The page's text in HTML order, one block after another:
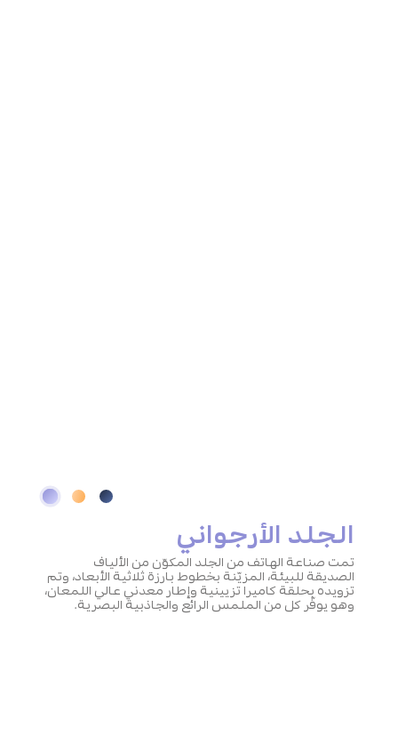
الجلد الأرجواني
تمت صناعة الهاتف من الجلد المكوّن من الألياف
الصديقة للبيئة، المزيّنة بخطوط بارزة ثلاثية الأبعاد، وتم
تزويده بحلقة كاميرا تزيينية وإطار معدني عالي اللمعان،
وهو يوفّر كل من الملمس الرائع والجاذبية البصرية.